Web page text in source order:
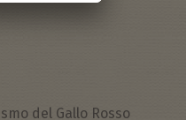
del Gallo Rosso